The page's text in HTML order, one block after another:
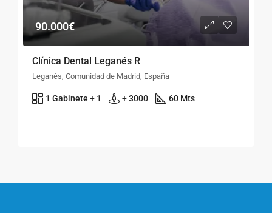
90.000€
Clínica Dental Leganés R
Leganés, Comunidad de Madrid, España
1 Gabinete + 1 + 3000 60 Mts